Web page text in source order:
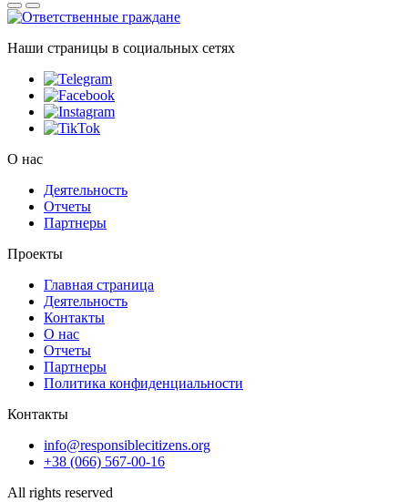
Наши страницы в социальных сетях
О нас
Деятельность
Отчеты
Партнеры
Проекты
Главная страница
Деятельность
Контакты
О нас
Отчеты
Партнеры
Политика конфиденциальности
Контакты
info@responsiblecitizens.org
+38 (066) 567-00-16
All rights reserved